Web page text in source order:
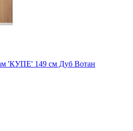
'КУПЕ' 149 см Дуб Вотан